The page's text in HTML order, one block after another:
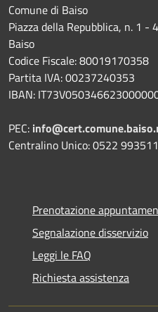
Comune di Baiso
Piazza della Repubblica, n. 1 -
Baiso
Codice Fiscale: 80019170358
Partita IVA: 00237240353
IBAN:
PEC:
Centralino Unico: 0522 993511
Prenotazione
Segnalazione disservizio
Leggi le FAQ
Richiesta assistenza